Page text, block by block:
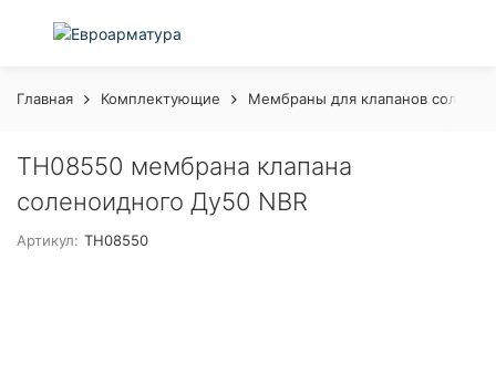
Главная Комплектующие Мембраны для клапанов
TH08550 мембрана клапана
соленоидного Ду50 NBR
Артикул: TH08550